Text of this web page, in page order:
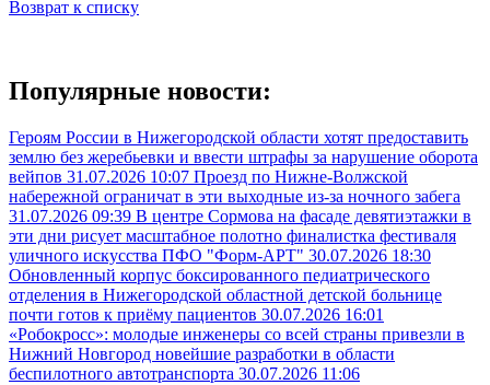
Возврат к списку
Популярные новости:
Героям России в Нижегородской области хотят предоставить
землю без жеребьевки и ввести штрафы за нарушение оборота
вейпов 31.07.2026 10:07 Проезд по Нижне-Волжской
набережной ограничат в эти выходные из-за ночного забега
31.07.2026 09:39 В центре Сормова на фасаде девятиэтажки в
эти дни рисует масштабное полотно финалистка фестиваля
уличного искусства ПФО "Форм-АРТ" 30.07.2026 18:30
Обновленный корпус боксированного педиатрического
отделения в Нижегородской областной детской больнице
почти готов к приёму пациентов 30.07.2026 16:01
«Робокросс»: молодые инженеры со всей страны привезли в
Нижний Новгород новейшие разработки в области
беспилотного автотранспорта 30.07.2026 11:06